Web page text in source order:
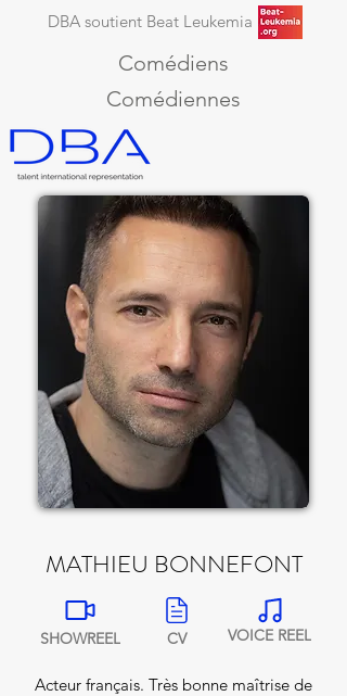
DBA soutient Beat Leukemia
Comédiens
Comédiennes
MATHIEU BONNEFONT
SHOWREEL CV VOICE REEL
Acteur français. Très bonne maîtrise de